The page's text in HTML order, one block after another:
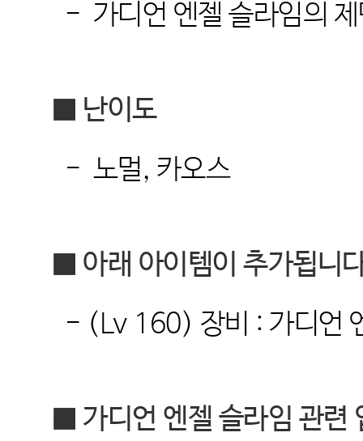
- 가디언 엔젤 슬라임의
■ 난이도
- 노멀, 카오스
■ 아래 아이템이 추가됩니
- (Lv 160) 장비 : 가디언
■ 가디언 엔젤 슬라임 관련